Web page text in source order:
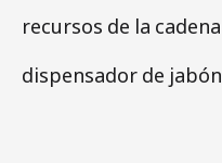
recursos de la
dispensador de